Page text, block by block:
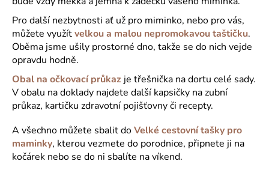
Pro další nezbytnosti ať už pro miminko, nebo pro vás,
můžete využítvelkou a malou nepromokavou taštičku.
Oběma jsme ušily prostorné dno, takže se do nich vejde
opravdu hodně.
Obal na očkovací průkaz je třešnička na dortu celé sady.
V obalu na doklady najdete další kapsičky na zubní
průkaz, kartičku zdravotní pojišťovny či recepty.
A všechno můžete sbalit doVelké cestovní tašky pro
maminky, kterou vezmete do porodnice, připnete ji na
kočárek nebo se do ni sbalíte na víkend.
í
t
?
HLEDAT
D